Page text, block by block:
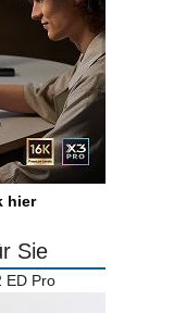
hier
Sie
ED Pro